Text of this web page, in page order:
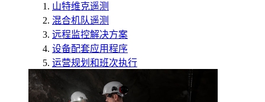
山特维克遥测
混合机队遥测
远程监控解决方案
设备配套应用程序
运营规划和班次执行